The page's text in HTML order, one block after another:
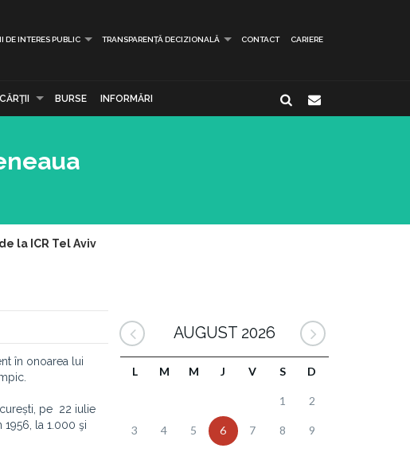
DE INTERES PUBLIC TRANSPARENȚĂ DECIZIONALĂ CONTACT CARIERE
BURSE INFORMĂRI
la ICR Tel Aviv
în onoarea lui
pe 22 iulie
la 1.000 şi
AUGUST 2026
L M M J V S D
1 2
3 4 5 6 7 8 9